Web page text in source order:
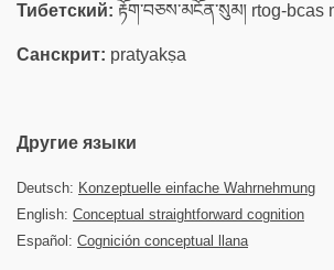
Тибетский: རྟོག་བཅས་མངོན་སུམ། rtog-bcas
Санскрит: pratyakṣa
Другие языки
Deutsch: Konzeptuelle einfache Wahrnehmung
English: Conceptual straightforward cognition
Español: Cognición conceptual llana